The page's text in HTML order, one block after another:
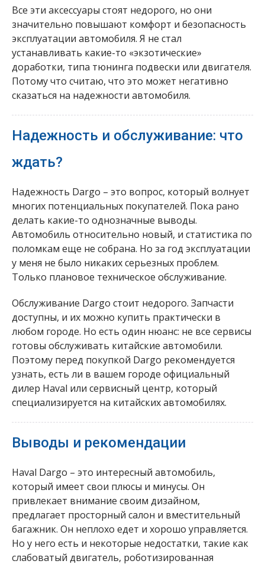
Все эти аксессуары стоят недорого, но они
значительно повышают комфорт и безопасность
эксплуатации автомобиля. Я не стал
устанавливать какие-то «экзотические»
доработки, типа тюнинга подвески или двигателя.
Потому что считаю, что это может негативно
сказаться на надежности автомобиля.
Надежность и обслуживание: что
ждать?
Надежность Dargo – это вопрос, который волнует
многих потенциальных покупателей. Пока рано
делать какие-то однозначные выводы.
Автомобиль относительно новый, и статистика по
поломкам еще не собрана. Но за год эксплуатации
у меня не было никаких серьезных проблем.
Только плановое техническое обслуживание.
Обслуживание Dargo стоит недорого. Запчасти
доступны, и их можно купить практически в
любом городе. Но есть один нюанс: не все сервисы
готовы обслуживать китайские автомобили.
Поэтому перед покупкой Dargo рекомендуется
узнать, есть ли в вашем городе официальный
дилер Haval или сервисный центр, который
специализируется на китайских автомобилях.
Выводы и рекомендации
Haval Dargo – это интересный автомобиль,
который имеет свои плюсы и минусы. Он
привлекает внимание своим дизайном,
предлагает просторный салон и вместительный
багажник. Он неплохо едет и хорошо управляется.
Но у него есть и некоторые недостатки, такие как
слабоватый двигатель, роботизированная